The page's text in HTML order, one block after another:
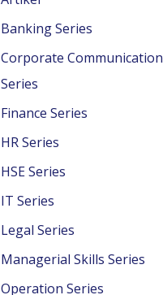
Banking Series
Corporate Communication
Series
Finance Series
HR Series
HSE Series
IT Series
Legal Series
Managerial Skills Series
Operation Series